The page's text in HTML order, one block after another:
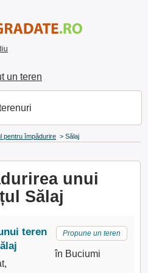
un teren
pentru împădurire > Sălaj
unui
Sălaj
teren
Propune un teren
în Buciumi